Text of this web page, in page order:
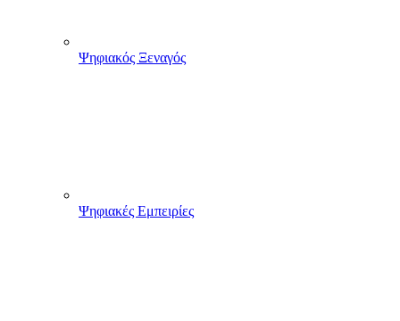
Ψηφιακός Ξεναγός
Ψηφιακές Εμπειρίες